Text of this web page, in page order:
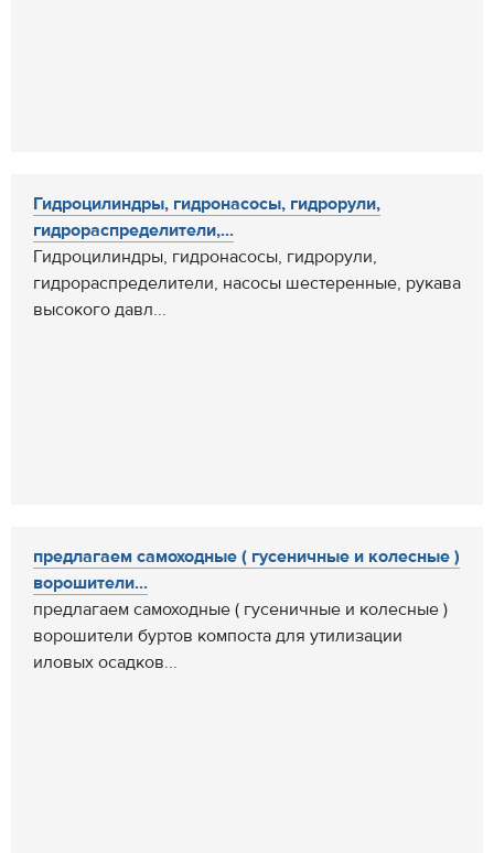
Гидроцилиндры, гидронасосы, гидрорули,
гидрораспределители,...
Гидроцилиндры, гидронасосы, гидрорули,
гидрораспределители, насосы шестеренные, рукава
высокого давл...
предлагаем самоходные ( гусеничные и колесные )
ворошители...
предлагаем самоходные ( гусеничные и колесные )
ворошители буртов компоста для утилизации
иловых осадков...